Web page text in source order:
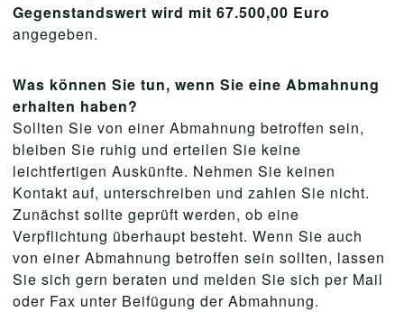
Gegenstandswert wird mit 67.500,00 Euro
angegeben.
Was können Sie tun, wenn Sie eine Abmahnung
erhalten haben?
Sollten Sie von einer Abmahnung betroffen sein,
bleiben Sie ruhig und erteilen Sie keine
leichtfertigen Auskünfte. Nehmen Sie keinen
Kontakt auf, unterschreiben und zahlen Sie nicht.
Zunächst sollte geprüft werden, ob eine
Verpflichtung überhaupt besteht. Wenn Sie auch
von einer Abmahnung betroffen sein sollten, lassen
Sie sich gern beraten und melden Sie sich per Mail
oder Fax unter Beifügung der Abmahnung.